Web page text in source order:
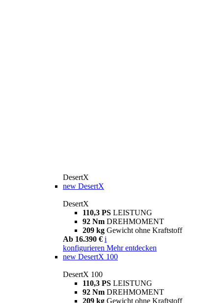
DesertX
new DesertX
DesertX
110,3 PS LEISTUNG
92 Nm DREHMOMENT
209 kg Gewicht ohne Kraftstoff
Ab 16.390 € i
konfigurieren Mehr entdecken
new DesertX 100
DesertX 100
110,3 PS LEISTUNG
92 Nm DREHMOMENT
209 kg Gewicht ohne Kraftstoff